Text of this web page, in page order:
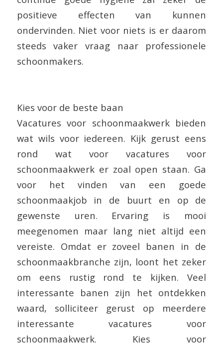
positieve effecten van kunnen
ondervinden. Niet voor niets is er daarom
steeds vaker vraag naar professionele
schoonmakers.
Kies voor de beste baan
Vacatures voor schoonmaakwerk bieden
wat wils voor iedereen. Kijk gerust eens
rond wat voor vacatures voor
schoonmaakwerk er zoal open staan. Ga
voor het vinden van een goede
schoonmaakjob in de buurt en op de
gewenste uren. Ervaring is mooi
meegenomen maar lang niet altijd een
vereiste. Omdat er zoveel banen in de
schoonmaakbranche zijn, loont het zeker
om eens rustig rond te kijken. Veel
interessante banen zijn het ontdekken
waard, solliciteer gerust op meerdere
interessante vacatures voor
schoonmaakwerk. Kies voor